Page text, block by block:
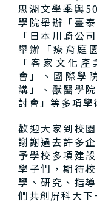
思湖文學季與
學院舉辦「臺
「日本川崎公
舉辦「療育庭
「客家文化
會」、國際學
講」、獸醫學
討會」等多項學
歡迎大家到校
謝謝過去許多
予學校多項建
學子們，期待
學、研究、指
們共創屏科大下